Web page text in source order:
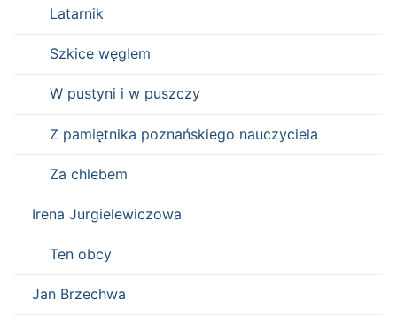
Latarnik
Szkice węglem
W pustyni i w puszczy
Z pamiętnika poznańskiego nauczyciela
Za chlebem
Irena Jurgielewiczowa
Ten obcy
Jan Brzechwa